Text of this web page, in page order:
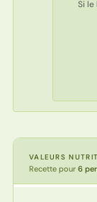
Si le
VALEURS
Recette pour 6